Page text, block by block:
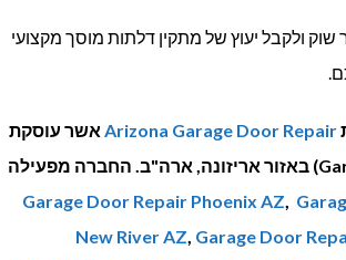
ולקבל יעוץ של מתקין דלתות מוסך מקצועי
Arizona Garage Door Repair אשר עוסקת
בשיווק, התקנה או תיקון של דלתות מוסך (Garage Doors) באזור אריזונה, ארה"ב. החברה מפעילה
Garage Door Repair Phoenix AZ,
New River AZ, Garage Door